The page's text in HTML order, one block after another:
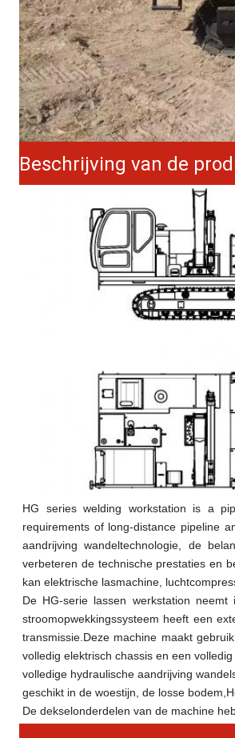
Beschrijving van de
HG series welding workstation is a
requirements of long-distance pipeline
aandrijving wandeltechnologie, de
verbeteren de technische prestaties en
kan elektrische lasmachine,
De HG-serie lassen werkstation
stroomopwekkingssysteem heeft een
transmissie.Deze machine maakt
volledig elektrisch chassis en een
volledige hydraulische aandrijving
geschikt in de woestijn, de losse
De dekselonderdelen van de machine